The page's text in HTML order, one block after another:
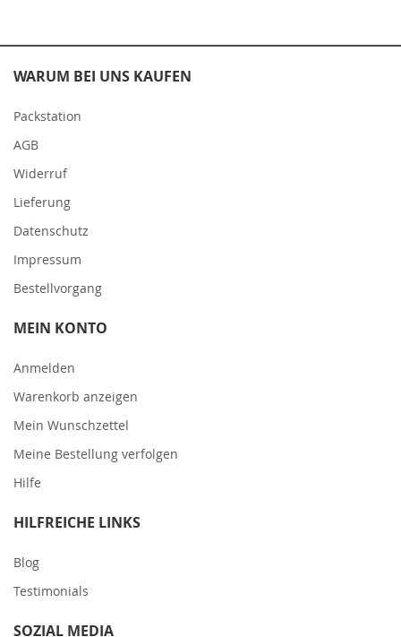
WARUM BEI UNS KAUFEN
Packstation
AGB
Widerruf
Lieferung
Datenschutz
Impressum
Bestellvorgang
MEIN KONTO
Anmelden
Warenkorb anzeigen
Mein Wunschzettel
Meine Bestellung verfolgen
Hilfe
HILFREICHE LINKS
Blog
Testimonials
SOZIAL MEDIA